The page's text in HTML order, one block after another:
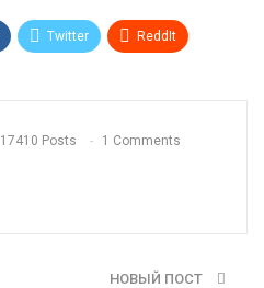
Twitter ReddIt
17410 Posts 1 Comments
НОВЫЙ ПОСТ